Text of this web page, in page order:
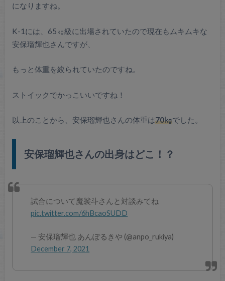
になりますね。
K-1には、65㎏級に出場されていたので現在もムキムキな
安保瑠輝也さんですが、
もっと体重を絞られていたのですね。
ストイックでかっこいいですね！
以上のことから、安保瑠輝也さんの体重は70㎏でした。
安保瑠輝也さんの出身はどこ！？
試合について魔裟斗さんと対談みてね
pic.twitter.com/6hBcaoSUDD
— 安保瑠輝也 あんぽるきや (@anpo_rukiya)
December 7, 2021